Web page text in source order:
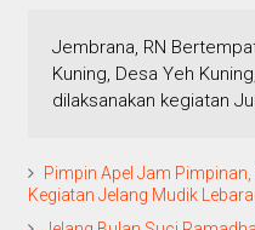
Jembrana, RN
Kuning, Desa Yeh
dilaksanakan kegiatan
Pimpin Apel Jam
Kegiatan Jelang Mudik